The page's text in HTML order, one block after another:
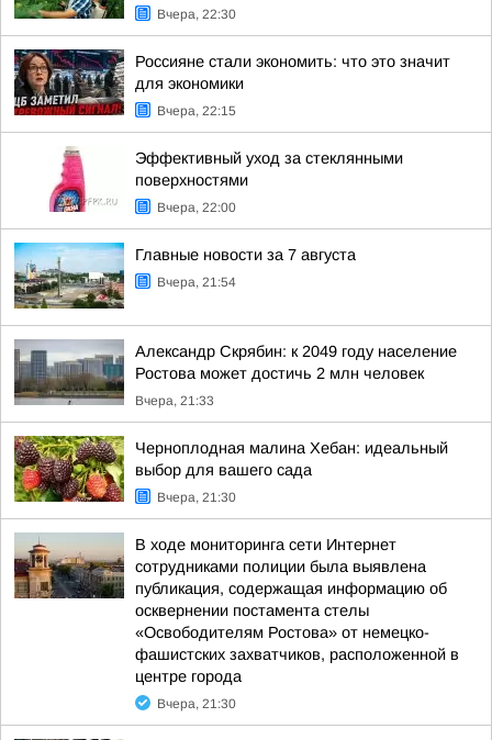
Вчера, 22:30
Россияне стали экономить: что это значит
для экономики
Вчера, 22:15
Эффективный уход за стеклянными
поверхностями
Вчера, 22:00
Главные новости за 7 августа
Вчера, 21:54
Александр Скрябин: к 2049 году население
Ростова может достичь 2 млн человек
Вчера, 21:33
Черноплодная малина Хебан: идеальный
выбор для вашего сада
Вчера, 21:30
В ходе мониторинга сети Интернет
сотрудниками полиции была выявлена
публикация, содержащая информацию об
осквернении постамента стелы
«Освободителям Ростова» от немецко-
фашистских захватчиков, расположенной в
центре города
Вчера, 21:30